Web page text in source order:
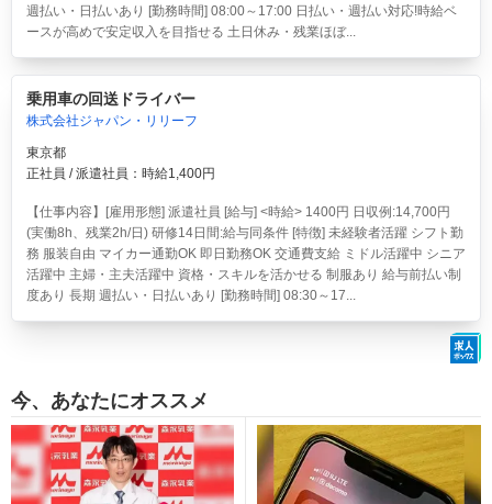
週払い・日払いあり [勤務時間] 08:00～17:00 日払い・週払い対応!時給ベ
ースが高めで安定収入を目指せる 土日休み・残業ほぼ...
乗用車の回送ドライバー
株式会社ジャパン・リリーフ
東京都
正社員 / 派遣社員：時給1,400円
【仕事内容】[雇用形態] 派遣社員 [給与] <時給> 1400円 日収例:14,700円
(実働8h、残業2h/日) 研修14日間:給与同条件 [特徴] 未経験者活躍 シフト勤
務 服装自由 マイカー通勤OK 即日勤務OK 交通費支給 ミドル活躍中 シニア
活躍中 主婦・主夫活躍中 資格・スキルを活かせる 制服あり 給与前払い制
度あり 長期 週払い・日払いあり [勤務時間] 08:30～17...
今、あなたにオススメ